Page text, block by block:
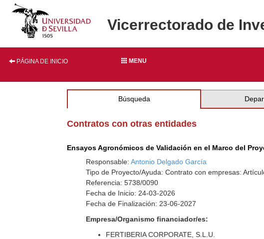
Vicerrectorado de
PÁGINA DE INICIO MENU
Búsqueda
Contratos con otras entidades
Ensayos Agronómicos de Validación en el Marco del
Responsable:Antonio Delgado García
Tipo de Proyecto/Ayuda: Contrato con empresas:
Referencia: 5738/0090
Fecha de Inicio: 24-03-2026
Fecha de Finalización: 23-06-2027
Empresa/Organismo financiador/es:
FERTIBERIA CORPORATE, S.L.U.